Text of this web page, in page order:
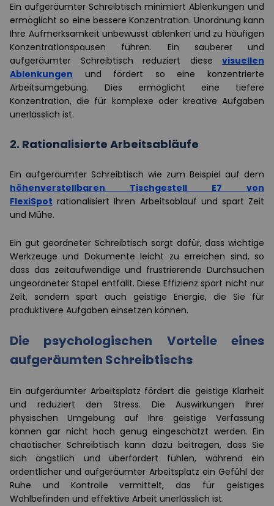
Ein aufgeräumter Schreibtisch minimiert Ablenkungen und
ermöglicht so eine bessere Konzentration. Unordnung kann
Ihre Aufmerksamkeit unbewusst ablenken und zu häufigen
Konzentrationspausen führen. Ein sauberer und
aufgeräumter Schreibtisch reduziert diese visuellen
Ablenkungen und fördert so eine konzentrierte
Arbeitsumgebung. Dies ermöglicht eine tiefere
Konzentration, die für komplexe oder kreative Aufgaben
unerlässlich ist.
2. Rationalisierte Arbeitsabläufe
Ein aufgeräumter Schreibtisch wie zum Beispiel auf dem
höhenverstellbaren Tischgestell E7 von
FlexiSpot rationalisiert Ihren Arbeitsablauf und spart Zeit
und Mühe.
Ein gut geordneter Schreibtisch sorgt dafür, dass wichtige
Werkzeuge und Dokumente leicht zu erreichen sind, so
dass das zeitaufwendige und frustrierende Durchsuchen
ungeordneter Stapel entfällt. Diese Effizienz spart nicht nur
Zeit, sondern spart auch geistige Energie, die Sie für
produktivere Aufgaben einsetzen können.
Die psychologischen Vorteile eines
aufgeräumten Schreibtischs
Ein aufgeräumter Arbeitsplatz fördert die geistige Klarheit
und reduziert den Stress. Die Auswirkungen Ihrer
physischen Umgebung auf Ihre geistige Verfassung
können gar nicht hoch genug eingeschätzt werden. Ein
chaotischer Schreibtisch kann dazu beitragen, dass Sie
sich ängstlich und überfordert fühlen, während ein
ordentlicher und aufgeräumter Arbeitsplatz ein Gefühl der
Ruhe und Kontrolle vermittelt, das für geistiges
Wohlbefinden und effektive Arbeit unerlässlich ist.